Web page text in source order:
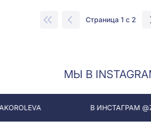
Страница 1 с 2
МЫ В
В ИНСТАГРАМ